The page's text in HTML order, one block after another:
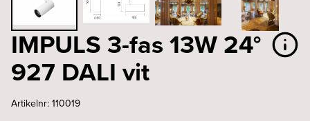
IMPULS 3-fas 13W 24°
927 DALI vit
Artikelnr:110019